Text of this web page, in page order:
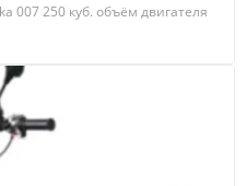
007 250 куб. объём двигателя